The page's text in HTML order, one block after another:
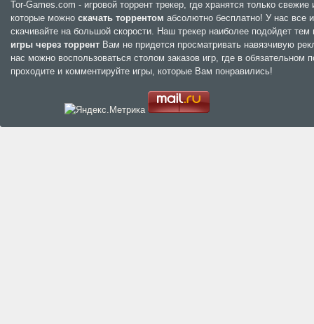
Tor-Games.com - игровой торрент трекер, где хранятся только
которые можно скачать торрентом абсолютно бесплатно! У нас все
скачивайте на большой скорости. Наш трекер наиболее подойдет
игры через торрент Вам не придется просматривать навязчивую
нас можно воспользоваться столом заказов игр, где в
проходите и комментируйте игры, которые Вам понравились!